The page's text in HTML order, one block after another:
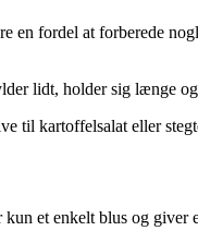
fordel at forberede
lidt, holder sig længe
til kartoffelsalat eller
et enkelt blus og giver